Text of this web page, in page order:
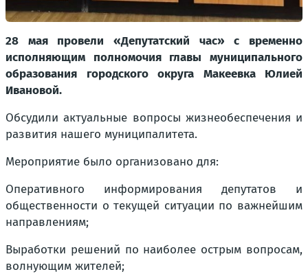
28 мая провели «Депутатский час» с временно
исполняющим полномочия главы муниципального
образования городского округа Макеевка Юлией
Ивановой.
Обсудили актуальные вопросы жизнеобеспечения и
развития нашего муниципалитета.
Мероприятие было организовано для:
Оперативного информирования депутатов и
общественности о текущей ситуации по важнейшим
направлениям;
Выработки решений по наиболее острым вопросам,
волнующим жителей;